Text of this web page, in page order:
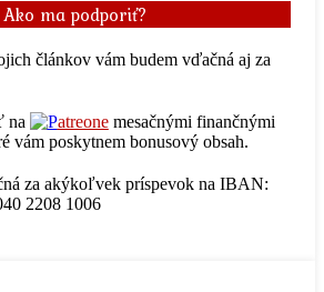
Ako ma podporiť?
článkov vám budem vďačná aj za
na atreonemesačnými finančnými
vám poskytnem bonusový obsah.
za akýkoľvek príspevok na IBAN:
2208 1006